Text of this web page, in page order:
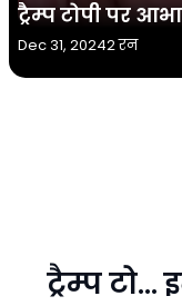
ट्रैम्प टोपी पर
Dec 31, 20242 रन
ट्रैम्प